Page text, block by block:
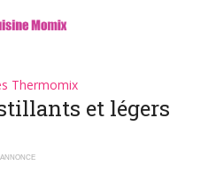
Thermomix
et légers
ANNONCE